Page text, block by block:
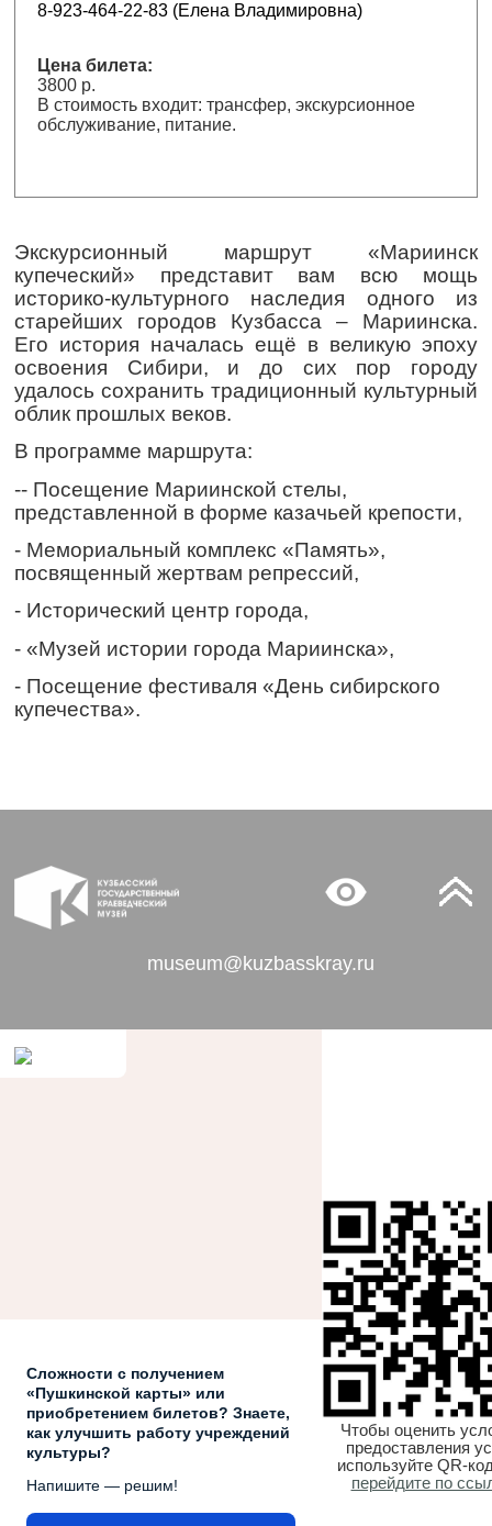
8-923-464-22-83 (Елена Владимировна)
Цена билета:
3800 р.
В стоимость входит: трансфер, экскурсионное
обслуживание, питание.
Экскурсионный маршрут «Мариинск
купеческий» представит вам всю мощь
историко-культурного наследия одного из
старейших городов Кузбасса – Мариинска.
Его история началась ещё в великую эпоху
освоения Сибири, и до сих пор городу
удалось сохранить традиционный культурный
облик прошлых веков.
В программе маршрута:
-- Посещение Мариинской стелы,
представленной в форме казачьей крепости,
- Мемориальный комплекс «Память»,
посвященный жертвам репрессий,
- Исторический центр города,
- «Музей истории города Мариинска»,
- Посещение фестиваля «День сибирского
купечества».
museum@kuzbasskray.ru
Сложности с получением
«Пушкинской карты» или
приобретением билетов? Знаете,
как улучшить работу учреждений
культуры?
Напишите — решим!
Чтобы оценить
предоставления
используйте QR-
перейдите по